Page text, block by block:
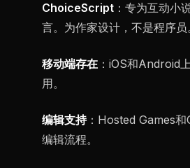
ChoiceScript ：专为互动小
言。为作家设计，不是程序员
移动端存在 ：iOS和Android
用。
编辑支持：Hosted Games
编辑流程。